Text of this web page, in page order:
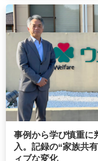
事例から学び慎重に
入。記録の“家族共
ィブな変化